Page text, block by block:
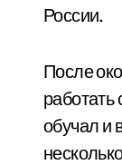
России.
После
обучал и